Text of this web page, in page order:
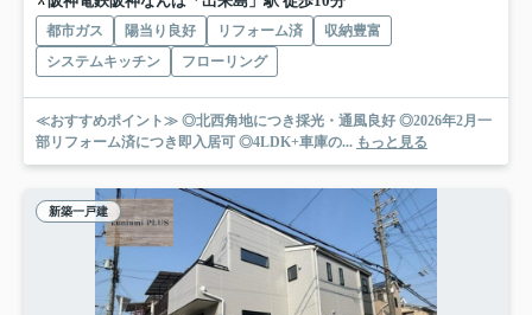
都市ガス 陽当り良好 リフォーム済
収納豊富
システムキッチン
フローリング
≪おすすめポイント≫ ◎北西角地につき採光・通風良好 ◎2026年2月一
部リフォーム済につき即入居可 ◎4LDK+車庫の... もっと見る
新築一戸建